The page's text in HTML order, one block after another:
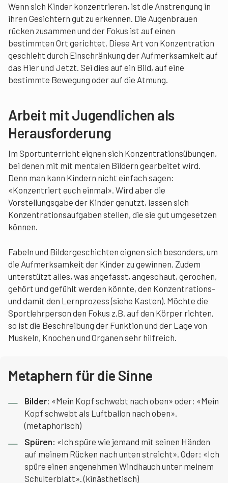
Wenn sich Kinder konzentrieren, ist die Anstrengung in
ihren Gesichtern gut zu erkennen. Die Augenbrauen
rücken zusammen und der Fokus ist auf einen
bestimmten Ort gerichtet. Diese Art von Konzentration
geschieht durch Einschränkung der Aufmerksamkeit auf
das Hier und Jetzt. Sei dies auf ein Bild, auf eine
bestimmte Bewegung oder auf die Atmung.
Arbeit mit Jugendlichen als
Herausforderung
Im Sportunterricht eignen sich Konzentrationsübungen,
bei denen mit mit mentalen Bildern gearbeitet wird.
Denn man kann Kindern nicht einfach sagen:
«Konzentriert euch einmal». Wird aber die
Vorstellungsgabe der Kinder genutzt, lassen sich
Konzentrationsaufgaben stellen, die sie gut umgesetzen
können.
Fabeln und Bildergeschichten eignen sich besonders, um
die Aufmerksamkeit der Kinder zu gewinnen. Zudem
unterstützt alles, was angefasst, angeschaut, gerochen,
gehört und gefühlt werden könnte, den Konzentrations-
und damit den Lernprozess (siehe Kasten). Möchte die
Sportlehrperson den Fokus z.B. auf den Körper richten,
so ist die Beschreibung der Funktion und der Lage von
Muskeln, Knochen und Organen sehr hilfreich.
Metaphern für die Sinne
Bilder: «Mein Kopf schwebt nach oben» oder: «Mein
Kopf schwebt als Luftballon nach oben».
(metaphorisch)
Spüren: «Ich spüre wie jemand mit seinen Händen
auf meinem Rücken nach unten streicht». Oder: «Ich
spüre einen angenehmen Windhauch unter meinem
Schulterblatt». (kinästhetisch)